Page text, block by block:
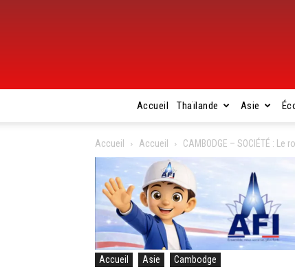
Accueil Thaïlande Asie
Accueil Accueil CAMBODGE – SOCIÉTÉ :
Accueil Asie Cambodge